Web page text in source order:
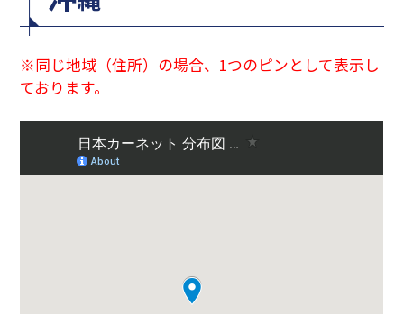
※同じ地域（住所）の場合、1つのピンとして表示し
ております。